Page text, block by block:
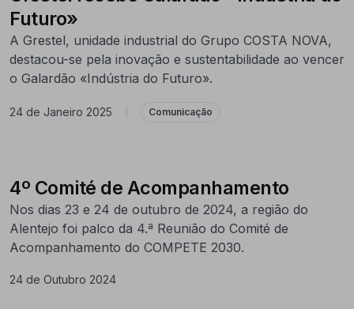
Futuro»
A Grestel, unidade industrial do Grupo COSTA NOVA,
destacou-se pela inovação e sustentabilidade ao vencer
o Galardão «Indústria do Futuro».
24 de Janeiro 2025 Comunicação
4º Comité de Acompanhamento
Nos dias 23 e 24 de outubro de 2024, a região do
Alentejo foi palco da 4.ª Reunião do Comité de
Acompanhamento do COMPETE 2030.
24 de Outubro 2024